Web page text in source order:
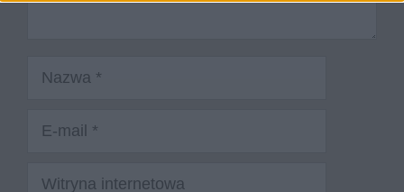
Nazwa
Witryna